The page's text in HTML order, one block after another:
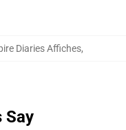
Diaries Affiches,
Say